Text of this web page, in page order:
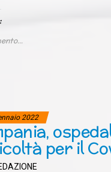
2022
per il